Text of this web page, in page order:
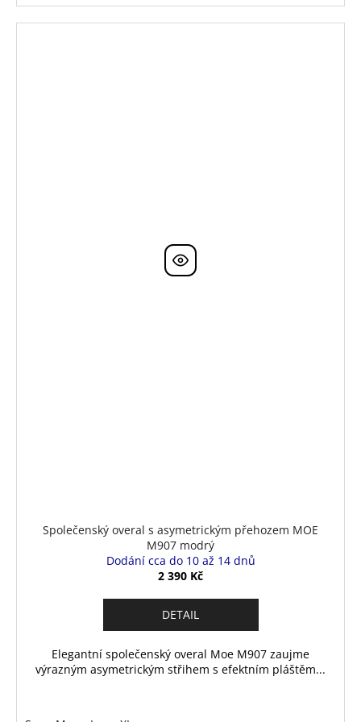
Společenský overal s asymetrickým přehozem MOE
M907 modrý
Dodání cca do 10 až 14 dnů
2 390 Kč
DETAIL
Elegantní společenský overal Moe M907 zaujme
výrazným asymetrickým střihem s efektním pláštěm...